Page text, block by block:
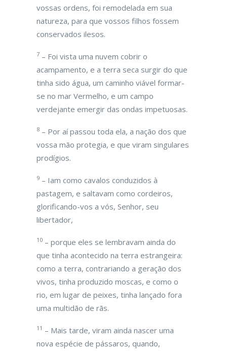
vossas ordens, foi remodelada em sua
natureza, para que vossos filhos fossem
conservados ilesos.
7 – Foi vista uma nuvem cobrir o
acampamento, e a terra seca surgir do que
tinha sido água, um caminho viável formar-
se no mar Vermelho, e um campo
verdejante emergir das ondas impetuosas.
8 – Por aí passou toda ela, a nação dos que
vossa mão protegia, e que viram singulares
prodígios.
9 – Iam como cavalos conduzidos à
pastagem, e saltavam como cordeiros,
glorificando-vos a vós, Senhor, seu
libertador,
10 – porque eles se lembravam ainda do
que tinha acontecido na terra estrangeira:
como a terra, contrariando a geração dos
vivos, tinha produzido moscas, e como o
rio, em lugar de peixes, tinha lançado fora
uma multidão de rãs.
11 – Mais tarde, viram ainda nascer uma
nova espécie de pássaros, quando,